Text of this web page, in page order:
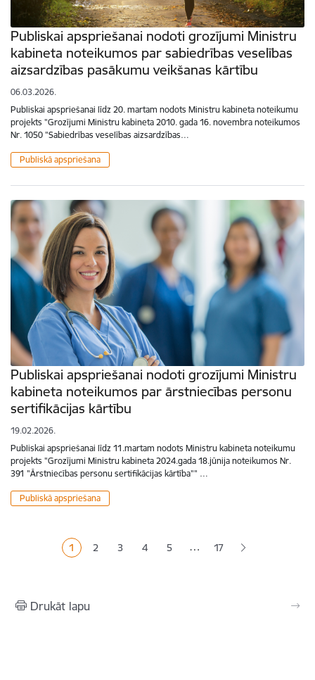
Publiskai apspriešanai nodoti grozījumi Ministru
kabineta noteikumos par sabiedrības veselības
aizsardzības pasākumu veikšanas kārtību
06.03.2026.
Publiskai apspriešanai līdz 20. martam nodots Ministru kabineta noteikumu
projekts "Grozījumi Ministru kabineta 2010. gada 16. novembra noteikumos
Nr. 1050 "Sabiedrības veselības aizsardzības…
Publiskā apspriešana
Publiskai apspriešanai nodoti grozījumi Ministru
kabineta noteikumos par ārstniecības personu
sertifikācijas kārtību
19.02.2026.
Publiskai apspriešanai līdz 11.martam nodots Ministru kabineta noteikumu
projekts "Grozījumi Ministru kabineta 2024.gada 18.jūnija noteikumos Nr.
391 "Ārstniecības personu sertifikācijas kārtība"" …
Publiskā apspriešana
Pašreizējā lapa
1 Lapa
2 Lapa
3 Lapa
4 Lapa
5 … 17
Drukāt lapu